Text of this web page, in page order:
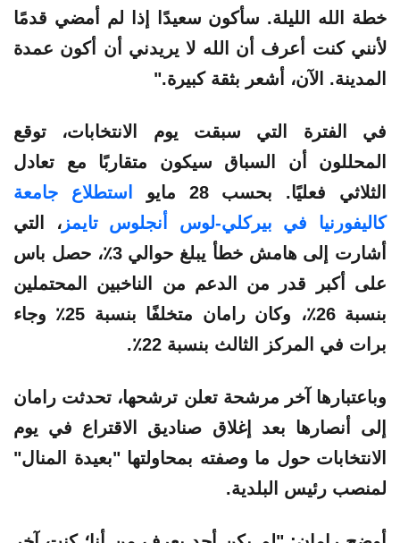
خطة الله الليلة. سأكون سعيدًا إذا لم أمضي قدمًا
لأنني كنت أعرف أن الله لا يريدني أن أكون عمدة
المدينة. الآن، أشعر بثقة كبيرة."
في الفترة التي سبقت يوم الانتخابات، توقع
المحللون أن السباق سيكون متقاربًا مع تعادل
الثلاثي فعليًا. بحسب 28 مايو
استطلاع جامعة
كاليفورنيا في بيركلي-لوس أنجلوس تايمز، التي
أشارت إلى هامش خطأ يبلغ حوالي 3٪، حصل باس
على أكبر قدر من الدعم من الناخبين المحتملين
بنسبة 26٪، وكان رامان متخلفًا بنسبة 25٪ وجاء
برات في المركز الثالث بنسبة 22٪.
وباعتبارها آخر مرشحة تعلن ترشحها، تحدثت رامان
إلى أنصارها بعد إغلاق صناديق الاقتراع في يوم
الانتخابات حول ما وصفته بمحاولتها "بعيدة المنال"
لمنصب رئيس البلدية.